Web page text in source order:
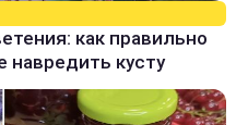
как правильно
навредить кусту